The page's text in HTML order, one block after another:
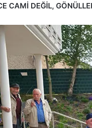
CAMİ DEĞİL,